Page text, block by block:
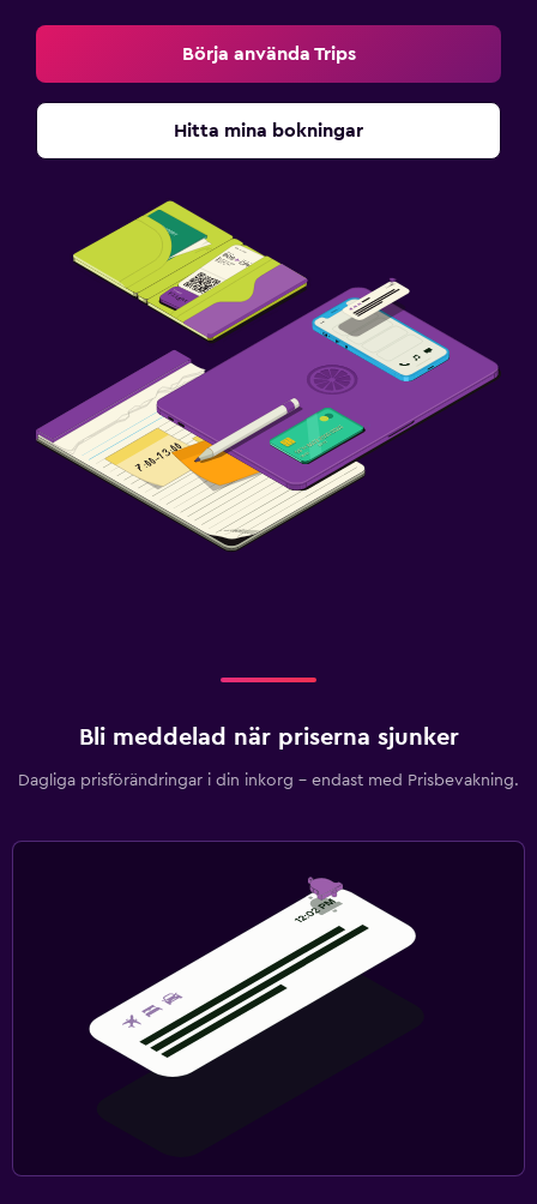
Börja använda Trips
Hitta mina bokningar
Bli meddelad när priserna sjunker
Dagliga prisförändringar i din inkorg – endast med Prisbevakning.